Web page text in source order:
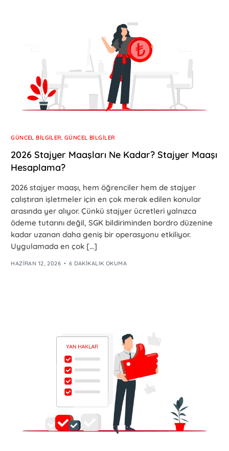
GÜNCEL BILGILER, GÜNCEL BILGILER
2026 Stajyer Maaşları Ne Kadar? Stajyer Maaşı
Hesaplama?
2026 stajyer maaşı, hem öğrenciler hem de stajyer
çalıştıran işletmeler için en çok merak edilen konular
arasında yer alıyor. Çünkü stajyer ücretleri yalnızca
ödeme tutarını değil, SGK bildiriminden bordro düzenine
kadar uzanan daha geniş bir operasyonu etkiliyor.
Uygulamada en çok […]
HAZIRAN 12, 2026 6 DAKIKALIK OKUMA